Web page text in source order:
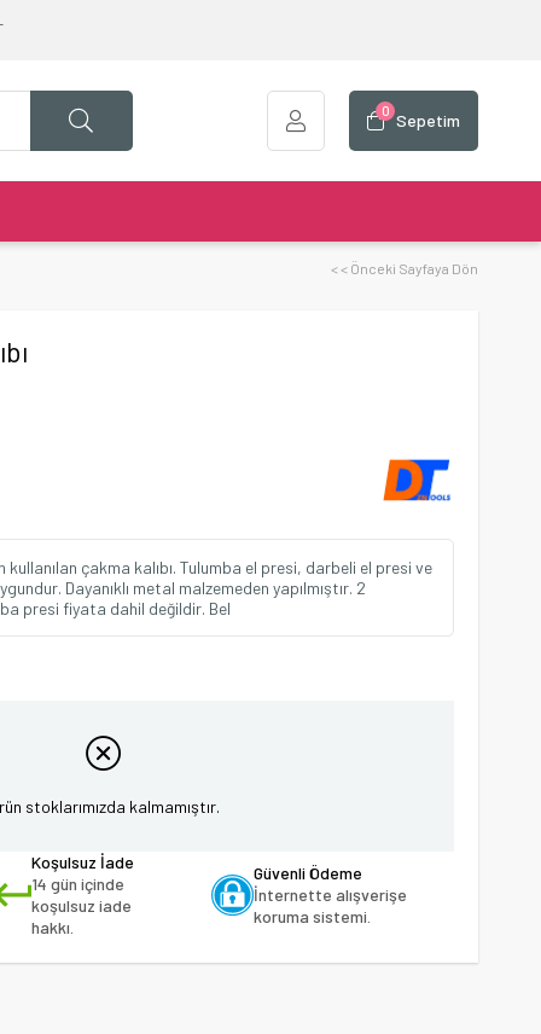
Sepetim
0
< < Önceki Sayfaya Dön
çakma kalıbı. Tulumba el presi, darbeli el presi ve
Dayanıklı metal malzemeden yapılmıştır. 2
presi fiyata dahil değildir. Bel
stoklarımızda kalmamıştır.
Koşulsuz İade
14 gün içinde
koşulsuz iade
hakkı.
Güvenli Ödeme
İnternette alışverişe
koruma sistemi.